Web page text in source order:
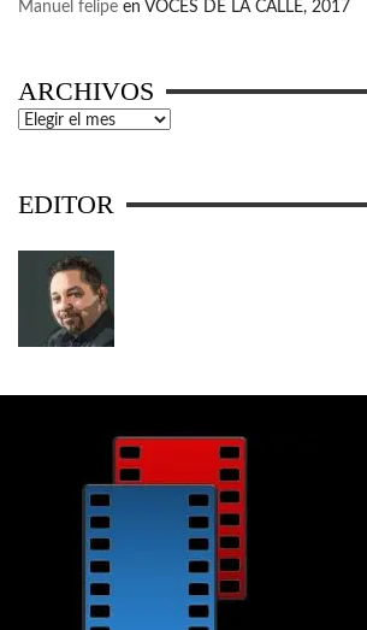
Manuel felipe en VOCES DE LA CALLE, 2017
ARCHIVOS
Archivos
EDITOR